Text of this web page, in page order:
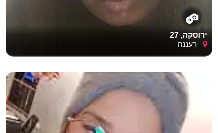
5
ירוסקה, 27
רעננה